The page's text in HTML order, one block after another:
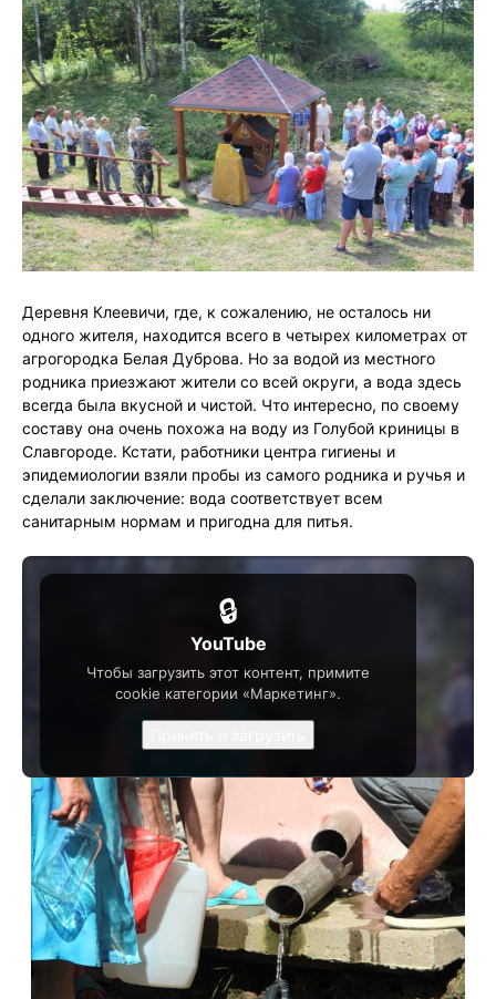
Деревня Клеевичи, где, к сожалению, не осталось ни
одного жителя, находится всего в четырех километрах от
агрогородка Белая Дуброва. Но за водой из местного
родника приезжают жители со всей округи, а вода здесь
всегда была вкусной и чистой. Что интересно, по своему
составу она очень похожа на воду из Голубой криницы в
Славгороде. Кстати, работники центра гигиены и
эпидемиологии взяли пробы из самого родника и ручья и
сделали заключение: вода соответствует всем
санитарным нормам и пригодна для питья.
🔒
YouTube
Чтобы загрузить этот контент, примите
cookie категории «Маркетинг».